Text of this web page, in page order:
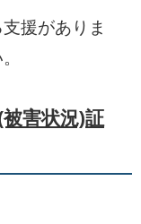
援がありま
害状況)証